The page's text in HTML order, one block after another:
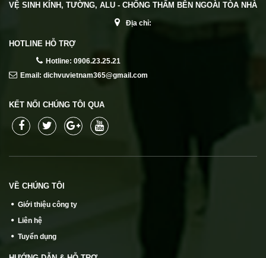
VỆ SINH KÍNH, TƯỜNG, ALU - CHỐNG THẤM BÊN NGOÀI TÒA NHÀ
Địa chỉ:
HOTLINE HỖ TRỢ
Hotline: 0906.23.25.21
Email: dichvuvietnam365@gmail.com
KẾT NỐI CHÚNG TÔI QUA
VỀ CHÚNG TÔI
Giới thiệu công ty
Liên hệ
Tuyển dụng